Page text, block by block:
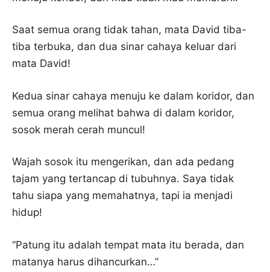
Saat semua orang tidak tahan, mata David tiba-
tiba terbuka, dan dua sinar cahaya keluar dari
mata David!
Kedua sinar cahaya menuju ke dalam koridor, dan
semua orang melihat bahwa di dalam koridor,
sosok merah cerah muncul!
Wajah sosok itu mengerikan, dan ada pedang
tajam yang tertancap di tubuhnya. Saya tidak
tahu siapa yang memahatnya, tapi ia menjadi
hidup!
“Patung itu adalah tempat mata itu berada, dan
matanya harus dihancurkan…”